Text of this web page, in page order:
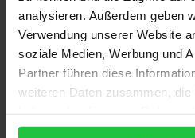
analysieren. Außerdem geben
Verwendung unserer Website
soziale Medien, Werbung und
Partner führen diese
weiteren Daten zusammen,
gesammelt haben.